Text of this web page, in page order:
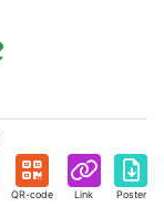
QR-code Link Poster